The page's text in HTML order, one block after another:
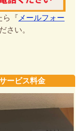
ら『 メールフォー
さい。
ービス料金